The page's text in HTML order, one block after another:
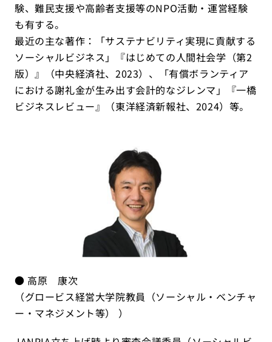
験、難民支援や高齢者支援等のNPO活動・運営経験
も有する。
最近の主な著作：「サステナビリティ実現に貢献する
ソーシャルビジネス」『はじめての人間社会学（第2
版）』（中央経済社、2023）、「有償ボランティア
における謝礼金が生み出す会計的なジレンマ」『一橋
ビジネスレビュー』（東洋経済新報社、2024）等。
● 高原 康次
（グロービス経営大学院教員（ソーシャル・ベンチャ
ー・マネジメント等） ）